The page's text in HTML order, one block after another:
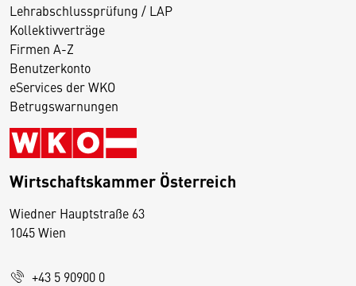
Lehrabschlussprüfung / LAP
Kollektivverträge
Firmen A-Z
Benutzerkonto
eServices der WKO
Betrugswarnungen
Wirtschaftskammer Österreich
Wiedner Hauptstraße 63
1045 Wien
+43 5 90900 0
D
s